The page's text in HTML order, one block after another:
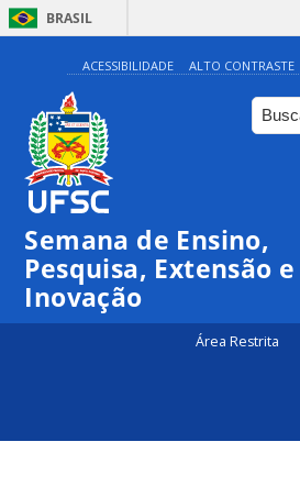
BRASIL
ACESSIBILIDADE ALTO CONTRASTE
Semana de Ensino,
Pesquisa, Extensão e
Inovação
Área Restrita